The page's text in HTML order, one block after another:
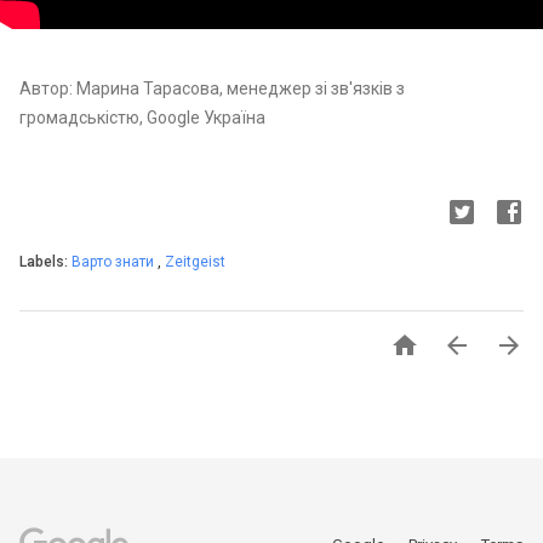
Автор: Марина Тарасова, менеджер зі зв'язків з
громадськістю, Google Україна
Labels: Варто знати , Zeitgeist
  